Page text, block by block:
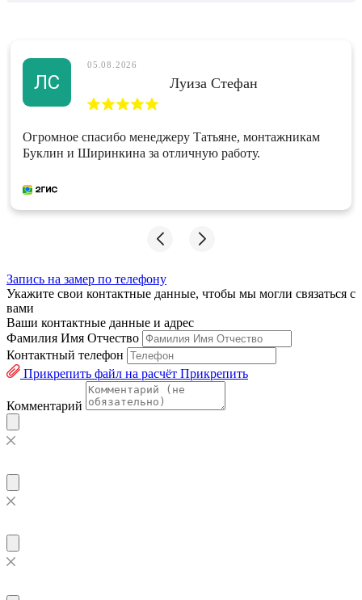
ЛС
05.08.2026
Луиза Стефан
Огромное спасибо менеджеру Татьяне, монтажникам
Буклин и Ширинкина за отличную работу.
Запись на замер по телефону
Укажите свои контактные данные, чтобы мы могли связаться с
вами
Ваши контактные данные и адрес
Фамилия Имя Отчество
Контактный телефон
Прикрепить файл на расчёт Прикрепить
Комментарий